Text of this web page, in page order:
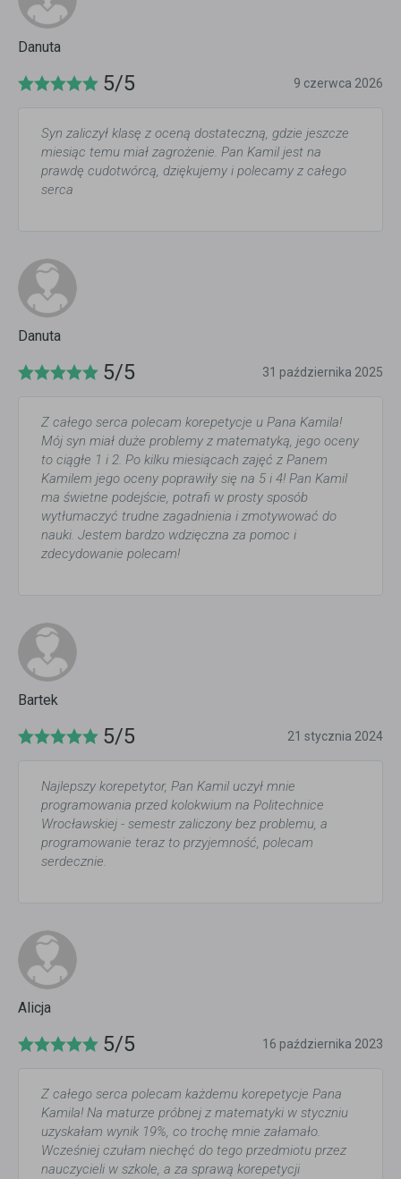
Danuta
5/5 9 czerwca 2026
Syn zaliczył klasę z oceną dostateczną, gdzie jeszcze
miesiąc temu miał zagrożenie. Pan Kamil jest na
prawdę cudotwórcą, dziękujemy i polecamy z całego
serca
Danuta
5/5 31 października 2025
Z całego serca polecam korepetycje u Pana Kamila!
Mój syn miał duże problemy z matematyką, jego oceny
to ciągłe 1 i 2. Po kilku miesiącach zajęć z Panem
Kamilem jego oceny poprawiły się na 5 i 4! Pan Kamil
ma świetne podejście, potrafi w prosty sposób
wytłumaczyć trudne zagadnienia i zmotywować do
nauki. Jestem bardzo wdzięczna za pomoc i
zdecydowanie polecam!
Bartek
5/5 21 stycznia 2024
Najlepszy korepetytor, Pan Kamil uczył mnie
programowania przed kolokwium na Politechnice
Wrocławskiej - semestr zaliczony bez problemu, a
programowanie teraz to przyjemność, polecam
serdecznie.
Alicja
5/5 16 października 2023
Z całego serca polecam każdemu korepetycje Pana
Kamila! Na maturze próbnej z matematyki w styczniu
uzyskałam wynik 19%, co trochę mnie załamało.
Wcześniej czułam niechęć do tego przedmiotu przez
nauczycieli w szkole, a za sprawą korepetycji